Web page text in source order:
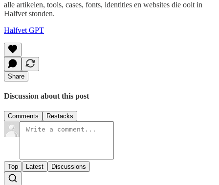
alle artikelen, tools, cases, fonts, identities en websites die ooit in
Halfvet stonden.
Halfvet GPT
Share
Discussion about this post
Comments Restacks
Top Latest Discussions